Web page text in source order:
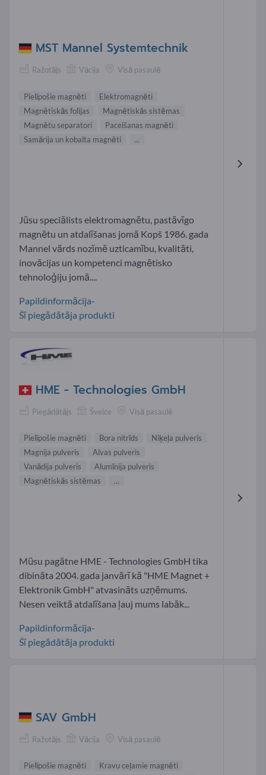
MST Mannel Systemtechnik
Ražotājs Vācija Visā pasaulē
Pielīpošie magnēti
Elektromagnēti
Magnētiskās folijas
Magnētiskās sistēmas
Magnētu separatori
Pacelšanas magnēti
Samārija un kobalta magnēti
...
Jūsu speciālists elektromagnētu, pastāvīgo
magnētu un atdalīšanas jomā Kopš 1986. gada
Mannel vārds nozīmē uzticamību, kvalitāti,
inovācijas un kompetenci magnētisko
tehnoloģiju jomā....
Papildinformācija-
Šī piegādātāja produkti
HME - Technologies GmbH
Piegādātājs Šveice Visā pasaulē
Pielīpošie magnēti Bora nitrīds
Niķeļa pulveris
Magnija pulveris
Alvas pulveris
Vanādija pulveris
Alumīnija pulveris
Magnētiskās sistēmas
...
Mūsu pagātne HME - Technologies GmbH tika
dibināta 2004. gada janvārī kā "HME Magnet +
Elektronik GmbH" atvasināts uzņēmums.
Nesen veiktā atdalīšana ļauj mums labāk...
Papildinformācija-
Šī piegādātāja produkti
SAV GmbH
Ražotājs Vācija Visā pasaulē
Pielīpošie magnēti
Kravu ceļamie magnēti